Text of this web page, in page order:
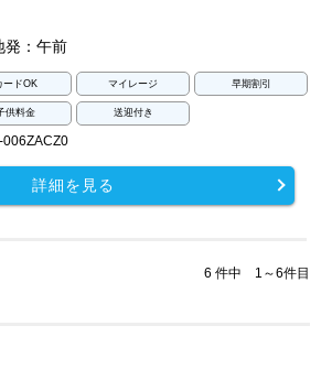
発：午前
ードOK マイレージ 早期割引
供料金 送迎付き
006ZACZ0
詳細を見る
6 件中 1～6件目